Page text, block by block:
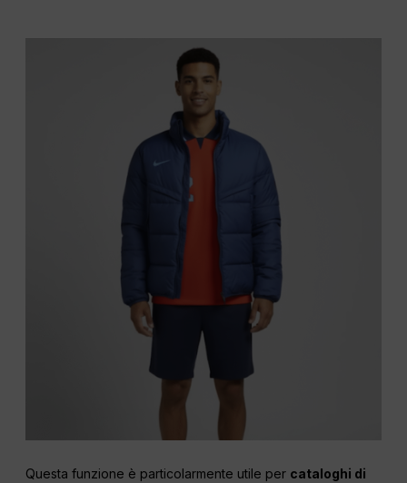
Questa funzione è particolarmente utile per cataloghi di